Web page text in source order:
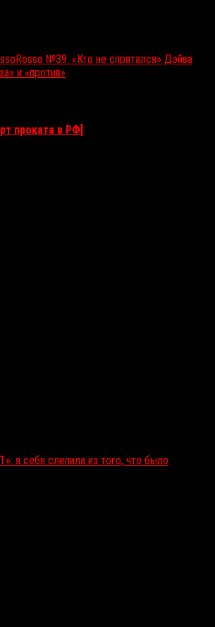
№39: «Кто не спрятался» Дэйва
и «против»
проката в РФ]
я себя слепила из того, что было